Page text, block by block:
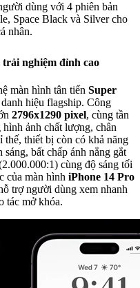
dùng với 4 phiên bản
Space Black và Silver cho
nhân.
trải nghiệm đỉnh cao
màn hình tân tiến Super
hiệu flagship. Công
2796x1290 pixel, cùng tần
ảnh chất lượng, chân
thiết bị còn có khả năng
bất chấp ánh nắng gắt
cùng độ sáng tối
của màn hình iPhone 14 Pro
trợ người dùng xem nhanh
tác mở khóa.